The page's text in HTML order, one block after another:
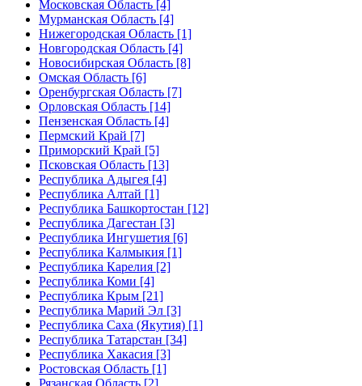
Московская Область [4]
Мурманская Область [4]
Нижегородская Область [1]
Новгородская Область [4]
Новосибирская Область [8]
Омская Область [6]
Оренбургская Область [7]
Орловская Область [14]
Пензенская Область [4]
Пермский Край [7]
Приморский Край [5]
Псковская Область [13]
Республика Адыгея [4]
Республика Алтай [1]
Республика Башкортостан [12]
Республика Дагестан [3]
Республика Ингушетия [6]
Республика Калмыкия [1]
Республика Карелия [2]
Республика Коми [4]
Республика Крым [21]
Республика Марий Эл [3]
Республика Саха (Якутия) [1]
Республика Татарстан [34]
Республика Хакасия [3]
Ростовская Область [1]
Рязанская Область [2]